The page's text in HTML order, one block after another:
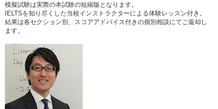
模擬試験は実際の本試験の短縮版となります。
IELTSを知り尽くした当校インストラクターによる体験レッスン付き。
結果は各セクション別、スコアアドバイス付きの個別相談にてご返却し
ます。